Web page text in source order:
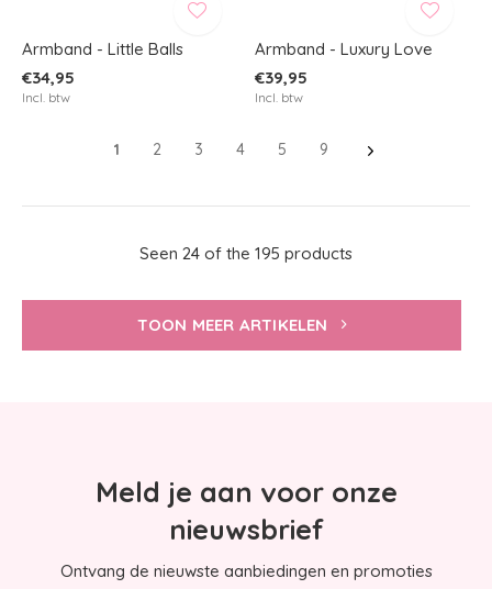
Armband - Little Balls
€34,95
Incl. btw
Armband - Luxury Love
€39,95
Incl. btw
1 2 3 4 5 9
Seen 24 of the 195 products
TOON MEER ARTIKELEN
Meld je aan voor onze
nieuwsbrief
Ontvang de nieuwste aanbiedingen en promoties